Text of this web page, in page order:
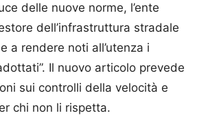
delle nuove norme, l’ente
dell’infrastruttura stradale
a rendere noti all’utenza i
Il nuovo articolo prevede
sui controlli della velocità e
chi non li rispetta.